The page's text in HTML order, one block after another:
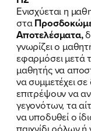
ΠΟΙΑ
ΕΡΓΟ
Ενισχύεται η
στα
Αποτελέσματα,
γνωρίζει ο
εφαρμόσει μετά
μαθητής να
να συμμετέχει
επιτρέψουν να
γεγονότων, τα
να υποδυθεί ο
παιχνίδι ρόλων